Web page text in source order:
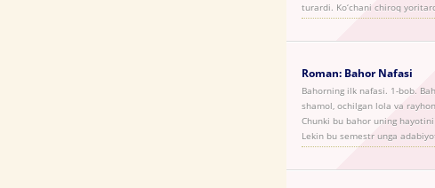
turardi. Ko‘chani chiroq
Roman: Bahor Nafasi
Bahorning ilk nafasi. 1-bob.
shamol, ochilgan lola va
Chunki bu bahor uning
Lekin bu semestr unga